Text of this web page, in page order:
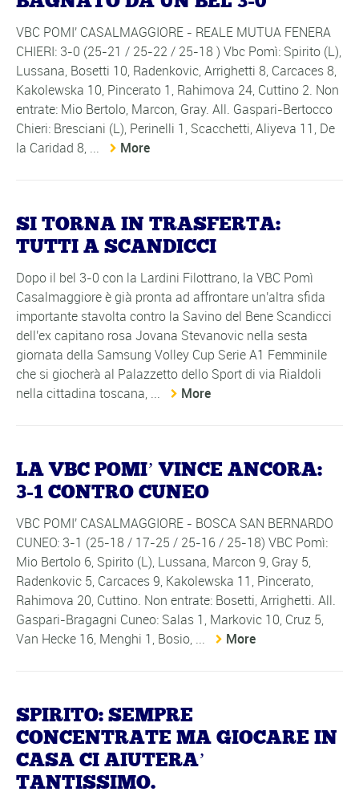
VBC POMI' CASALMAGGIORE - REALE MUTUA FENERA
CHIERI: 3-0 (25-21 / 25-22 / 25-18 ) Vbc Pomì: Spirito (L),
Lussana, Bosetti 10, Radenkovic, Arrighetti 8, Carcaces 8,
Kakolewska 10, Pincerato 1, Rahimova 24, Cuttino 2. Non
entrate: Mio Bertolo, Marcon, Gray. All. Gaspari-Bertocco
Chieri: Bresciani (L), Perinelli 1, Scacchetti, Aliyeva 11, De
la Caridad 8, ...
More
SI TORNA IN TRASFERTA:
TUTTI A SCANDICCI
Dopo il bel 3-0 con la Lardini Filottrano, la VBC Pomì
Casalmaggiore è già pronta ad affrontare un'altra sfida
importante stavolta contro la Savino del Bene Scandicci
dell'ex capitano rosa Jovana Stevanovic nella sesta
giornata della Samsung Volley Cup Serie A1 Femminile
che si giocherà al Palazzetto dello Sport di via Rialdoli
nella cittadina toscana, ...
More
LA VBC POMI’ VINCE ANCORA:
3-1 CONTRO CUNEO
VBC POMI' CASALMAGGIORE - BOSCA SAN BERNARDO
CUNEO: 3-1 (25-18 / 17-25 / 25-16 / 25-18) VBC Pomì:
Mio Bertolo 6, Spirito (L), Lussana, Marcon 9, Gray 5,
Radenkovic 5, Carcaces 9, Kakolewska 11, Pincerato,
Rahimova 20, Cuttino. Non entrate: Bosetti, Arrighetti. All.
Gaspari-Bragagni Cuneo: Salas 1, Markovic 10, Cruz 5,
Van Hecke 16, Menghi 1, Bosio, ...
More
SPIRITO: SEMPRE
CONCENTRATE MA GIOCARE IN
CASA CI AIUTERA’
TANTISSIMO.